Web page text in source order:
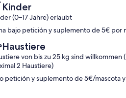
Kinder
(0–17 Jahre) erlaubt
bajo petición y suplemento de 5€ por
Haustiere
von bis zu 25 kg sind willkommen
2 Haustiere)
petición y suplemento de 5€/mascota